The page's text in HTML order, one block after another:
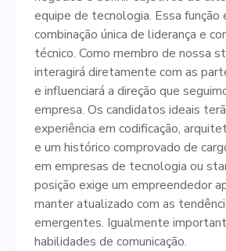
nossas metas
negócios e definir
de alto nível para
de tecnologia.
exige uma
de liderança e
técnico. Como
nossa startup, o
interagirá
equipe de tecnologia. Essa função
combinação única de liderança e
técnico. Como membro de nossa
interagirá diretamente com as
e influenciará a direção que
empresa. Os candidatos ideais
experiência em codificação,
e um histórico comprovado de
em empresas de tecnologia ou
posição exige um empreendedor
manter atualizado com as
emergentes. Igualmente
habilidades de comunicação.